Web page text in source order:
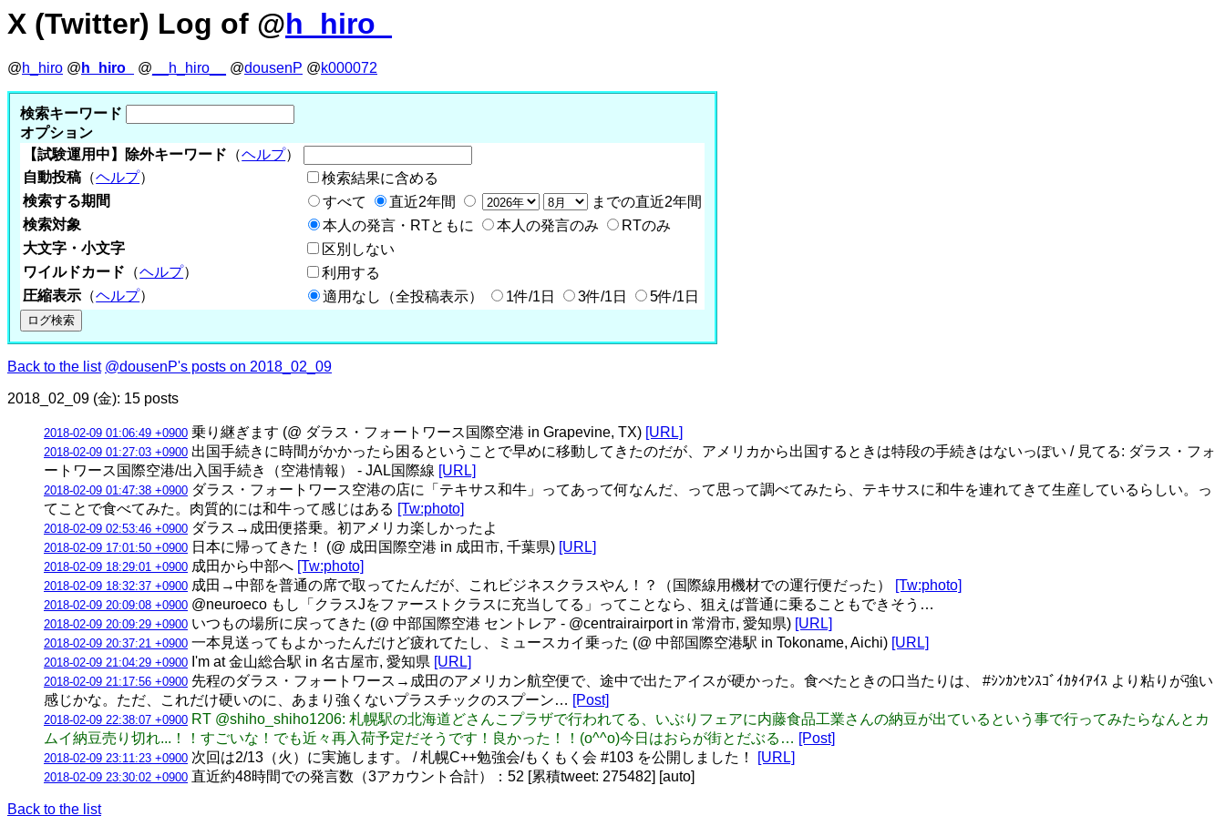
X (Twitter) Log of @h_hiro_
@h_hiro @ h_hiro_ @ __h_hiro__ @dousenP @k000072
検索キーワード
オプション
【試験運用中】除外キーワード （ヘルプ）
自動投稿 （ヘルプ）
検索結果に含める
検索する期間
すべて 直近2年間
までの直近2年間
検索対象
本人の発言・RTともに 本人の発言のみ
RTのみ
大文字・小文字
区別しない
ワイルドカード （ヘルプ）
利用する
圧縮表示 （ヘルプ） 適用なし（全投稿表示） 1件/1日 3件/1日 5件/1日
Back to the list @dousenP's posts on 2018_02_09
2018_02_09 (金): 15 posts
2018-02-09 01:06:49 +0900 乗り継ぎます (@ ダラス・フォートワース国際空港 in Grapevine, TX) [URL]
2018-02-09 01:27:03 +0900 出国手続きに時間がかかったら困るということで早めに移動してきたのだが、アメリカから出国するときは特段の手続きはないっぽい / 見てる: ダラス・フォ
ートワース国際空港/出入国手続き（空港情報） - JAL国際線 [URL]
2018-02-09 01:47:38 +0900 ダラス・フォートワース空港の店に「テキサス和牛」ってあって何なんだ、って思って調べてみたら、テキサスに和牛を連れてきて生産しているらしい。っ
てことで食べてみた。肉質的には和牛って感じはある [Tw:photo]
2018-02-09 02:53:46 +0900 ダラス→成田便搭乗。初アメリカ楽しかったよ
2018-02-09 17:01:50 +0900 日本に帰ってきた！ (@ 成田国際空港 in 成田市, 千葉県) [URL]
2018-02-09 18:29:01 +0900 成田から中部へ [Tw:photo]
2018-02-09 18:32:37 +0900 成田→中部を普通の席で取ってたんだが、これビジネスクラスやん！？（国際線用機材での運行便だった） [Tw:photo]
2018-02-09 20:09:08 +0900 @neuroeco もし「クラスJをファーストクラスに充当してる」ってことなら、狙えば普通に乗ることもできそう…
2018-02-09 20:09:29 +0900 いつもの場所に戻ってきた (@ 中部国際空港 セントレア - @centrairairport in 常滑市, 愛知県) [URL]
2018-02-09 20:37:21 +0900 一本見送ってもよかったんだけど疲れてたし、ミュースカイ乗った (@ 中部国際空港駅 in Tokoname, Aichi) [URL]
2018-02-09 21:04:29 +0900 I'm at 金山総合駅 in 名古屋市, 愛知県 [URL]
2018-02-09 21:17:56 +0900 先程のダラス・フォートワース→成田のアメリカン航空便で、途中で出たアイスが硬かった。食べたときの口当たりは、 #ｼﾝｶﾝｾﾝｽｺﾞｲｶﾀｲｱｲｽ より粘りが強い
感じかな。ただ、これだけ硬いのに、あまり強くないプラスチックのスプーン… [Post]
2018-02-09 22:38:07 +0900 RT @shiho_shiho1206: 札幌駅の北海道どさんこプラザで行われてる、いぶりフェアに内藤食品工業さんの納豆が出ているという事で行ってみたらなんとカ
ムイ納豆売り切れ...！！すごいな！でも近々再入荷予定だそうです！良かった！！(o^^o)今日はおらが街とだぶる… [Post]
2018-02-09 23:11:23 +0900 次回は2/13（火）に実施します。 / 札幌C++勉強会/もくもく会 #103 を公開しました！ [URL]
2018-02-09 23:30:02 +0900 直近約48時間での発言数（3アカウント合計）：52 [累積tweet: 275482] [auto]
Back to the list